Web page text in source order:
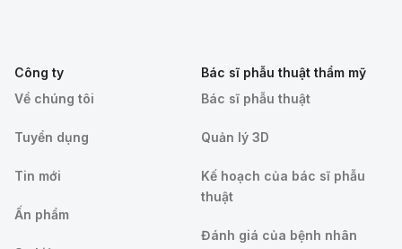
Công ty
Về chúng tôi
Tuyển dụng
Tin mới
Ấn phẩm
Bác sĩ phẫu thuật thẩm mỹ
Bác sĩ phẫu thuật
Quản lý 3D
Kế hoạch của bác sĩ phẫu
thuật
Đánh giá của bệnh nhân